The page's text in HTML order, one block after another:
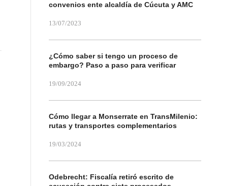
convenios ente alcaldía de Cúcuta y AMC
13/07/2023
¿Cómo saber si tengo un proceso de
embargo? Paso a paso para verificar
19/09/2024
Cómo llegar a Monserrate en TransMilenio:
rutas y transportes complementarios
19/03/2024
Odebrecht: Fiscalía retiró escrito de